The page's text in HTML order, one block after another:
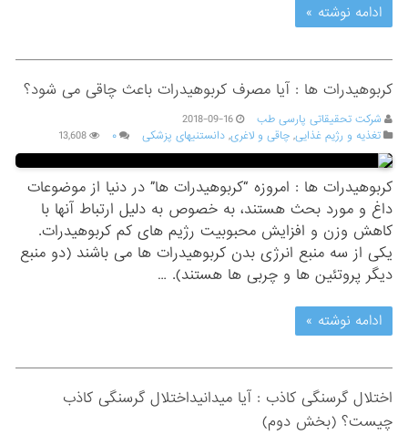
ادامه نوشته »
کربوهیدرات ها : آیا مصرف کربوهیدرات باعث چاقی می شود؟
شرکت تحقیقاتی پارسی طب
2018-09-16
تغذیه و رژیم غذایی,چاقی و لاغری,دانستنیهای پزشکی ۰ 13,608
کربوهیدرات ها : امروزه “کربوهیدرات ها” در دنیا از موضوعات
داغ و مورد بحث هستند، به خصوص به دلیل ارتباط آنها با
کاهش وزن و افزایش محبوبیت رژیم های کم کربوهیدرات.
یکی از سه منبع انرژی بدن کربوهیدرات ها می باشند (دو منبع
دیگر پروتئین ها و چربی ها هستند). …
ادامه نوشته »
اختلال گرسنگی کاذب : آیا میدانیداختلال گرسنگی کاذب
چیست؟ (بخش دوم)